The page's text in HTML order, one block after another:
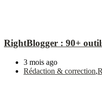
RightBlogger : 90+
3 mois ago
Rédaction & correction,